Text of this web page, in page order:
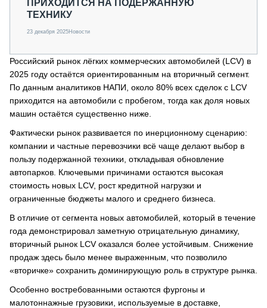
ПРИХОДИТСЯ НА ПОДЕРЖАННУЮ
ТЕХНИКУ
23 декабря 2025Новости
Российский рынок лёгких коммерческих автомобилей (LCV) в
2025 году остаётся ориентированным на вторичный сегмент.
По данным аналитиков НАПИ, около 80% всех сделок с LCV
приходится на автомобили с пробегом, тогда как доля новых
машин остаётся существенно ниже.
Фактически рынок развивается по инерционному сценарию:
компании и частные перевозчики всё чаще делают выбор в
пользу подержанной техники, откладывая обновление
автопарков. Ключевыми причинами остаются высокая
стоимость новых LCV, рост кредитной нагрузки и
ограниченные бюджеты малого и среднего бизнеса.
В отличие от сегмента новых автомобилей, который в течение
года демонстрировал заметную отрицательную динамику,
вторичный рынок LCV оказался более устойчивым. Снижение
продаж здесь было менее выраженным, что позволило
«вторичке» сохранить доминирующую роль в структуре рынка.
Особенно востребованными остаются фургоны и
малотоннажные грузовики, используемые в доставке,